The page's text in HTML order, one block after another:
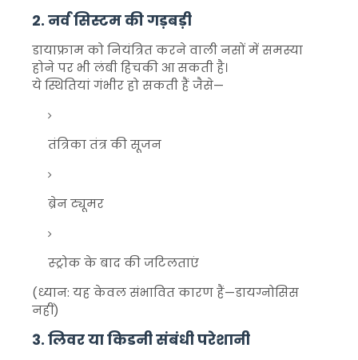
2. नर्व सिस्टम की गड़बड़ी
डायाफ्राम को नियंत्रित करने वाली नसों में समस्या
होने पर भी लंबी हिचकी आ सकती है।
ये स्थितियां गंभीर हो सकती हैं जैसे—
तंत्रिका तंत्र की सूजन
ब्रेन ट्यूमर
स्ट्रोक के बाद की जटिलताएं
(ध्यान: यह केवल संभावित कारण हैं—डायग्नोसिस
नहीं)
3. लिवर या किडनी संबंधी परेशानी